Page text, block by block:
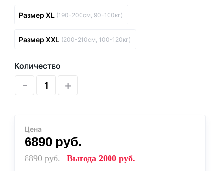
Размер XL (190-200см, 90-100кг)
Размер XXL (200-210см, 100-120кг)
Количество
- +
Цена
6890 руб.
8890руб. Выгода 2000 руб.